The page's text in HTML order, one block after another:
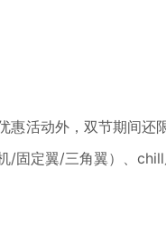
活动外，双节期间还限
/固定翼/三角翼）、